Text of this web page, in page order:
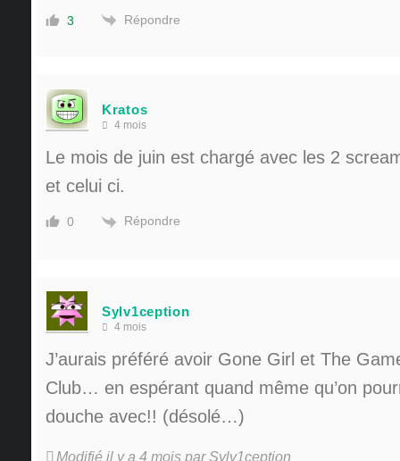
3 Répondre
Kratos
4 mois
Le mois de juin est chargé avec les 2
et celui ci.
0 Répondre
Sylv1ception
4 mois
J’aurais préféré avoir Gone Girl et The
Club… en espérant quand même qu’on
douche avec!! (désolé…)
Modifié il y a 4 mois par Sylv1ception